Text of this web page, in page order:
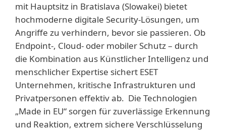
mit Hauptsitz in Bratislava (Slowakei) bietet
hochmoderne digitale Security-Lösungen, um
Angriffe zu verhindern, bevor sie passieren. Ob
Endpoint-, Cloud- oder mobiler Schutz – durch
die Kombination aus Künstlicher Intelligenz und
menschlicher Expertise sichert ESET
Unternehmen, kritische Infrastrukturen und
Privatpersonen effektiv ab. Die Technologien
„Made in EU“ sorgen für zuverlässige Erkennung
und Reaktion, extrem sichere Verschlüsselung